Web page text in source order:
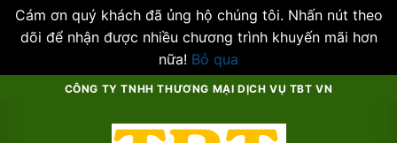
Cám ơn quý khách đã ủng hộ chúng tôi. Nhấn nút theo
dõi để nhận được nhiều chương trình khuyến mãi hơn
nữa! Bỏ qua
CÔNG TY TNHH THƯƠNG MẠI DỊCH VỤ TBT VN